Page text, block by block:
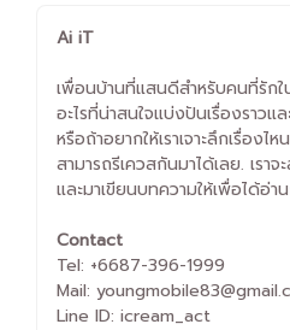
Ai iT
เพื่อนบ้านที่แสนดีสำหรับคนที่รักใ
อะไรที่น่าสนใจแบ่งปันเรื่องราวแ
หรือถ้าอยากให้เราเจาะลึกเรื่องไ
สามารถรีเควสกันมาได้เลย. เรา
และมาเขียนบทความให้เพื่อได้อ่า
Contact
Tel: +6687-396-1999
Mail:
Line ID: icream_act